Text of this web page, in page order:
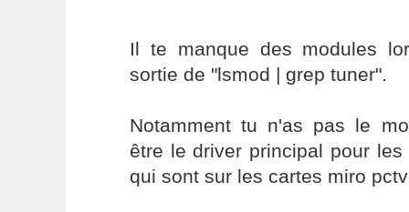
Il te manque des modules
sortie de "lsmod | grep tuner".
Notamment tu n'as pas le
être le driver principal pour
qui sont sur les cartes miro